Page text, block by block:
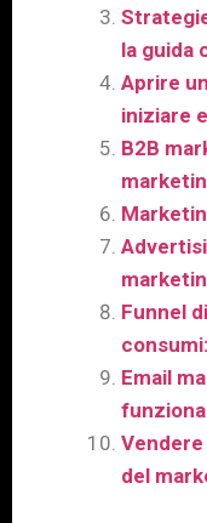
la guida
Aprire
iniziare
B2B
Funnel
Email
funziona
del